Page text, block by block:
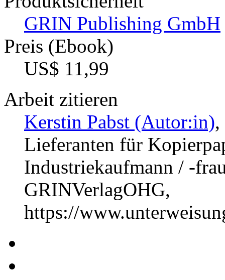
GRIN Publishing GmbH
Preis (Ebook)
US$ 11,99
Arbeit zitieren
Kerstin Pabst (Autor:in),
Lieferanten für
Industriekaufmann / -
GRINVerlagOHG,
https://